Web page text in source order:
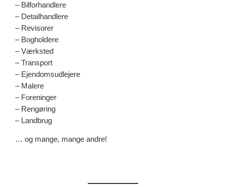
– Bilforhandlere
– Detailhandlere
– Revisorer
– Bogholdere
– Værksted
– Transport
– Ejendomsudlejere
– Malere
– Foreninger
– Rengøring
– Landbrug
… og mange, mange andre!